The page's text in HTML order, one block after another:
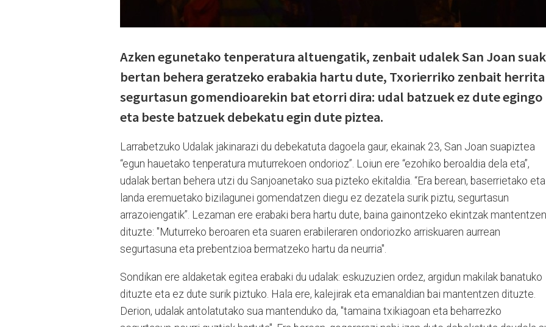
Azken egunetako tenperatura altuengatik, zenbait udalek San Joan suak
bertan behera geratzeko erabakia hartu dute, Txorierriko zenbait
segurtasun gomendioarekin bat etorri dira: udal batzuek ez dute egingo
eta beste batzuek debekatu egin dute piztea.
Larrabetzuko Udalak jakinarazi du debekatuta dagoela gaur, ekainak 23, San Joan suapiztea
“egun hauetako tenperatura muturrekoen ondorioz”. Loiun ere “ezohiko beroaldia dela eta”,
udalak bertan behera utzi du Sanjoanetako sua pizteko ekitaldia. “Era berean, baserrietako eta
landa eremuetako bizilagunei gomendatzen diegu ez dezatela surik piztu, segurtasun
arrazoiengatik”. Lezaman ere erabaki bera hartu dute, baina gainontzeko ekintzak mantentzen
dituzte: "Muturreko beroaren eta suaren erabileraren ondoriozko arriskuaren aurrean
segurtasuna eta prebentzioa bermatzeko hartu da neurria".
Sondikan ere aldaketak egitea erabaki du udalak: eskuzuzien ordez, argidun makilak banatuko
dituzte eta ez dute surik piztuko. Hala ere, kalejirak eta emanaldian bai mantentzen dituzte.
Derion, udalak antolatutako sua mantenduko da, "tamaina txikiagoan eta beharrezko